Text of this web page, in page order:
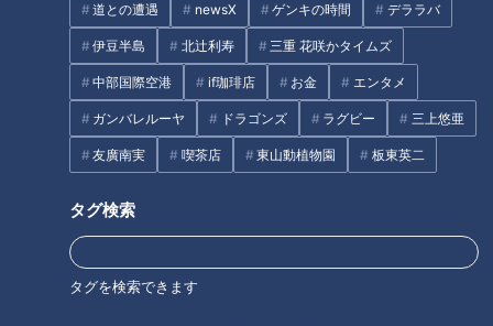
道との遭遇 newsX ゲンキの時間 デララバ
伊豆半島 北辻利寿 三重 花咲かタイムズ
中部国際空港 if珈琲店 お金 エンタメ
ガンバレルーヤ ドラゴンズ ラグビー 三上悠亜
友廣南実 喫茶店 東山動植物園 板東英二
タグ検索
タグを検索できます
番組紹介
道との遭遇
「道との遭遇」動画
ミキがミチに出会うバラエティ！全国のユニークな「道」を変化球
11:56から放送。見逃し配信あり。
ホームページ